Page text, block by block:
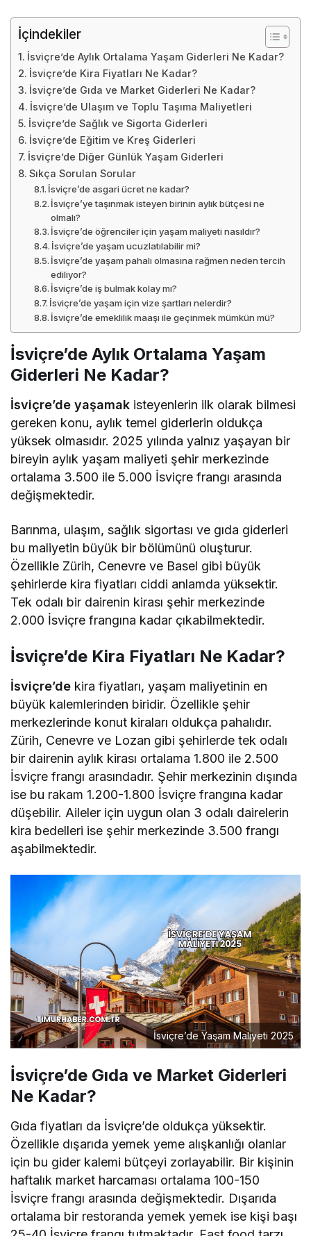
İçindekiler
İsviçre’de Aylık Ortalama Yaşam Giderleri Ne Kadar?
İsviçre’de Kira Fiyatları Ne Kadar?
İsviçre’de Gıda ve Market Giderleri Ne Kadar?
İsviçre’de Ulaşım ve Toplu Taşıma Maliyetleri
İsviçre’de Sağlık ve Sigorta Giderleri
İsviçre’de Eğitim ve Kreş Giderleri
İsviçre’de Diğer Günlük Yaşam Giderleri
Sıkça Sorulan Sorular
İsviçre’de asgari ücret ne kadar?
İsviçre’ye taşınmak isteyen birinin aylık bütçesi ne
olmalı?
İsviçre’de öğrenciler için yaşam maliyeti nasıldır?
İsviçre’de yaşam ucuzlatılabilir mi?
İsviçre’de yaşam pahalı olmasına rağmen neden tercih
ediliyor?
İsviçre’de iş bulmak kolay mı?
İsviçre’de yaşam için vize şartları nelerdir?
İsviçre’de emeklilik maaşı ile geçinmek mümkün mü?
İsviçre’de Aylık Ortalama Yaşam
Giderleri Ne Kadar?
İsviçre’de yaşamak isteyenlerin ilk olarak bilmesi
gereken konu, aylık temel giderlerin oldukça
yüksek olmasıdır. 2025 yılında yalnız yaşayan bir
bireyin aylık yaşam maliyeti şehir merkezinde
ortalama 3.500 ile 5.000 İsviçre frangı arasında
değişmektedir.
Barınma, ulaşım, sağlık sigortası ve gıda giderleri
bu maliyetin büyük bir bölümünü oluşturur.
Özellikle Zürih, Cenevre ve Basel gibi büyük
şehirlerde kira fiyatları ciddi anlamda yüksektir.
Tek odalı bir dairenin kirası şehir merkezinde
2.000 İsviçre frangına kadar çıkabilmektedir.
İsviçre’de Kira Fiyatları Ne Kadar?
İsviçre’de kira fiyatları, yaşam maliyetinin en
büyük kalemlerinden biridir. Özellikle şehir
merkezlerinde konut kiraları oldukça pahalıdır.
Zürih, Cenevre ve Lozan gibi şehirlerde tek odalı
bir dairenin aylık kirası ortalama 1.800 ile 2.500
İsviçre frangı arasındadır. Şehir merkezinin dışında
ise bu rakam 1.200-1.800 İsviçre frangına kadar
düşebilir. Aileler için uygun olan 3 odalı dairelerin
kira bedelleri ise şehir merkezinde 3.500 frangı
aşabilmektedir.
İsviçre’de Yaşam Maliyeti 2025
İsviçre’de Gıda ve Market Giderleri
Ne Kadar?
Gıda fiyatları da İsviçre’de oldukça yüksektir.
Özellikle dışarıda yemek yeme alışkanlığı olanlar
için bu gider kalemi bütçeyi zorlayabilir. Bir kişinin
haftalık market harcaması ortalama 100-150
İsviçre frangı arasında değişmektedir. Dışarıda
ortalama bir restoranda yemek yemek ise kişi başı